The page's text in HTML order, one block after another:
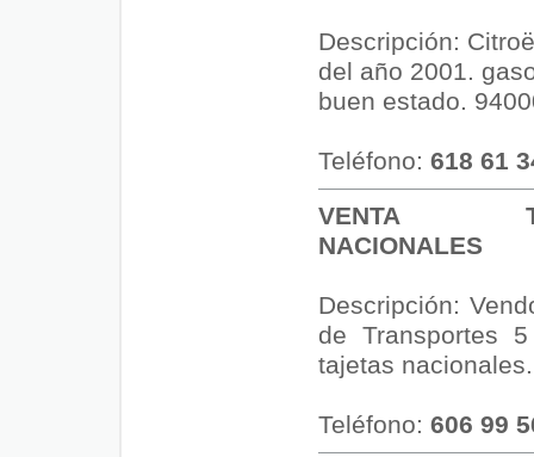
Descripción:
del año 2001.
buen estado.
Teléfono: 618 61
VENTA
NACIONALES
Descripción:
de Transportes
tajetas
Teléfono: 606 99